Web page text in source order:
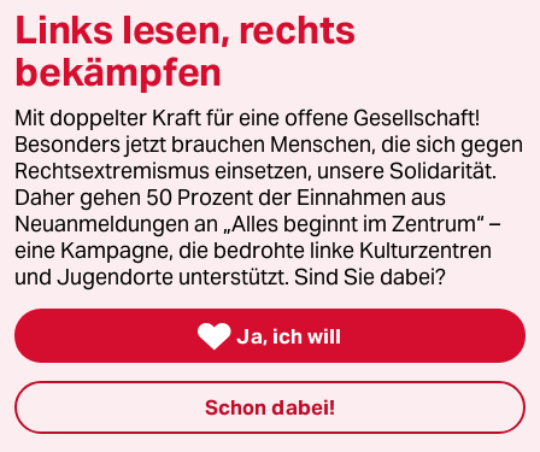
Nord
Wahrheit
Themen
Hitze
Krieg in der Ukraine
Links lesen, rechts
bekämpfen
Mit doppelter Kraft für eine offene Gesellschaft!
Besonders jetzt brauchen Menschen, die sich gegen
Rechtsextremismus einsetzen, unsere Solidarität.
Daher gehen 50 Prozent der Einnahmen aus
Neuanmeldungen an „Alles beginnt im Zentrum“ –
eine Kampagne, die bedrohte linke Kulturzentren
und Jugendorte unterstützt. Sind Sie dabei?
 Ja, ich will
Schon dabei!